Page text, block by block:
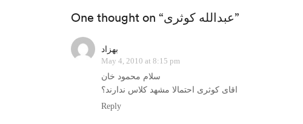
One thought on “عبدالله کوثری”
بهزاد
May 4, 2010 at 8:15 pm
سلام محمود خان
اقای کوثری احتمالا مشهد کلاس ندارند؟
Reply